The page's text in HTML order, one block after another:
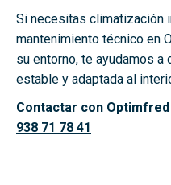
Si necesitas climatización
mantenimiento técnico en
su entorno, te ayudamos
estable y adaptada al
Contactar con Optimfred
938 71 78 41